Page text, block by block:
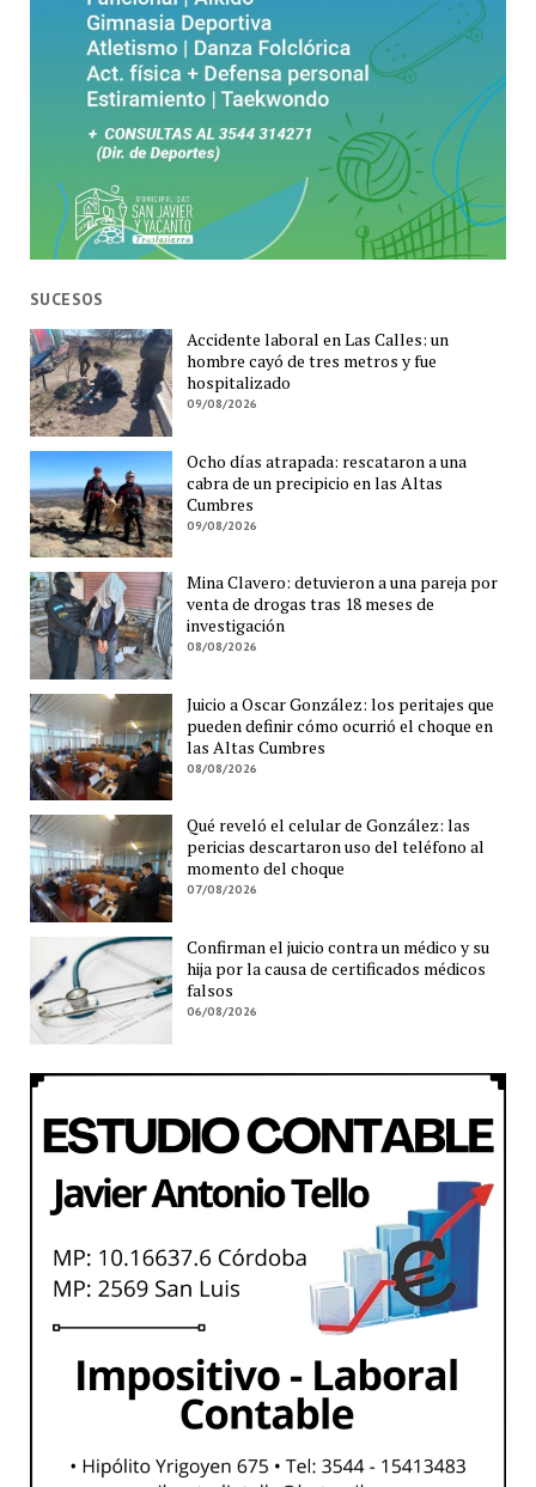
SUCESOS
Accidente laboral en Las Calles: un
hombre cayó de tres metros y fue
hospitalizado
09/08/2026
Ocho días atrapada: rescataron a una
cabra de un precipicio en las Altas
Cumbres
09/08/2026
Mina Clavero: detuvieron a una pareja por
venta de drogas tras 18 meses de
investigación
08/08/2026
Juicio a Oscar González: los peritajes que
pueden definir cómo ocurrió el choque en
las Altas Cumbres
08/08/2026
Qué reveló el celular de González: las
pericias descartaron uso del teléfono al
momento del choque
07/08/2026
Confirman el juicio contra un médico y su
hija por la causa de certificados médicos
falsos
06/08/2026